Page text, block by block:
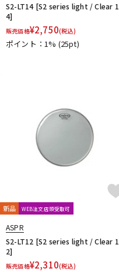
S2-LT14 [S2 series light / Clear 1
4]
販売価格¥2,750(税込)
ポイント：1% (25pt)
新品 WEB注文店頭受取可
ASPR
S2-LT12 [S2 series light / Clear 1
2]
販売価格¥2,310(税込)